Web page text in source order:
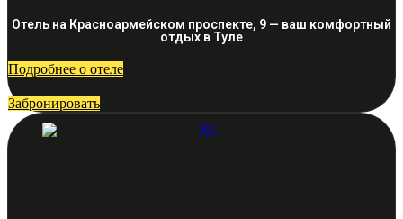
Отель на Красноармейском проспекте, 9 — ваш комфортный
отдых в Туле
Подробнее о отеле
Забронировать